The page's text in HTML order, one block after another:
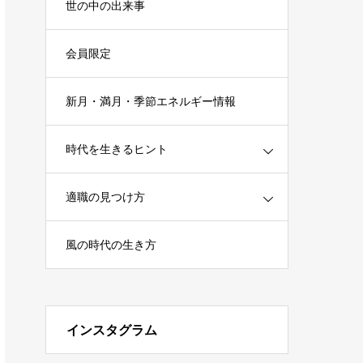
世の中の出来事
会員限定
新月・満月・季節エネルギー情報
時代を生きるヒント
適職の見つけ方
風の時代の生き方
インスタグラム